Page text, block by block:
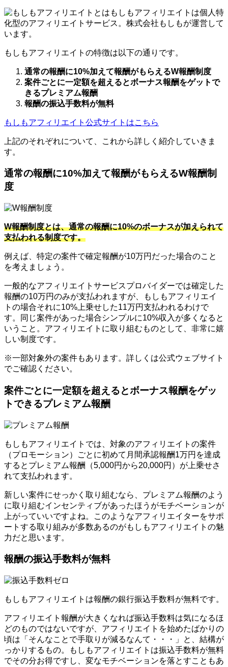
もしもアフィリエイトは個人特
化型のアフィリエイトサービス。株式会社もしもが運営して
います。
もしもアフィリエイトの特徴は以下の通りです。
通常の報酬に10%加えて報酬がもらえるW報酬制度
案件ごとに一定額を超えるとボーナス報酬をゲットで
きるプレミアム報酬
報酬の振込手数料が無料
もしもアフィリエイト公式サイトはこちら
上記のそれぞれについて、これから詳しく紹介していきま
す。
通常の報酬に10%加えて報酬がもらえるW報酬制
度
W報酬制度とは、通常の報酬に10%のボーナスが加えられて
支払われる制度です。
例えば、特定の案件で確定報酬が10万円だった場合のこと
を考えましょう。
一般的なアフィリエイトサービスプロバイダーでは確定した
報酬の10万円のみが支払われますが、もしもアフィリエイ
トの場合それに10%上乗せした11万円支払われるわけで
す。同じ案件があった場合シンプルに10%収入が多くなると
いうこと。アフィリエイトに取り組むものとして、非常に嬉
しい制度です。
※一部対象外の案件もあります。詳しくは公式ウェブサイト
でご確認ください。
案件ごとに一定額を超えるとボーナス報酬をゲッ
トできるプレミアム報酬
もしもアフィリエイトでは、対象のアフィリエイトの案件
（プロモーション）ごとに初めて月間承認報酬1万円を達成
するとプレミアム報酬（5,000円から20,000円）が上乗せさ
れて支払われます。
新しい案件にせっかく取り組むなら、プレミアム報酬のよう
に取り組むインセンティブがあったほうがモチベーションが
上がっていいですよね。このようなアフィリエイターをサポ
ートする取り組みが多数あるのがもしもアフィリエイトの魅
力だと思います。
報酬の振込手数料が無料
もしもアフィリエイトは報酬の銀行振込手数料が無料です。
アフィリエイト報酬が大きくなれば振込手数料は気になるほ
どのものではないですが、アフィリエイトを始めたばかりの
頃は「そんなことで手取りが減るなんて・・・」と、結構が
っかりするもの。もしもアフィリエイトは振込手数料が無料
でその分お得ですし、変なモチベーションを落とすこともあ